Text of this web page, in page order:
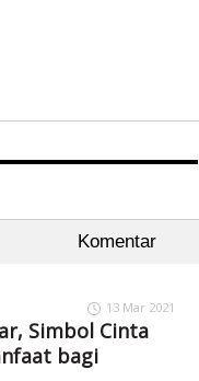
Komentar
13 Mar 2021
Simbol Cinta
bagi